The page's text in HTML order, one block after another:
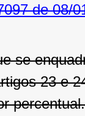
de 08/
se
23 e
percentual.